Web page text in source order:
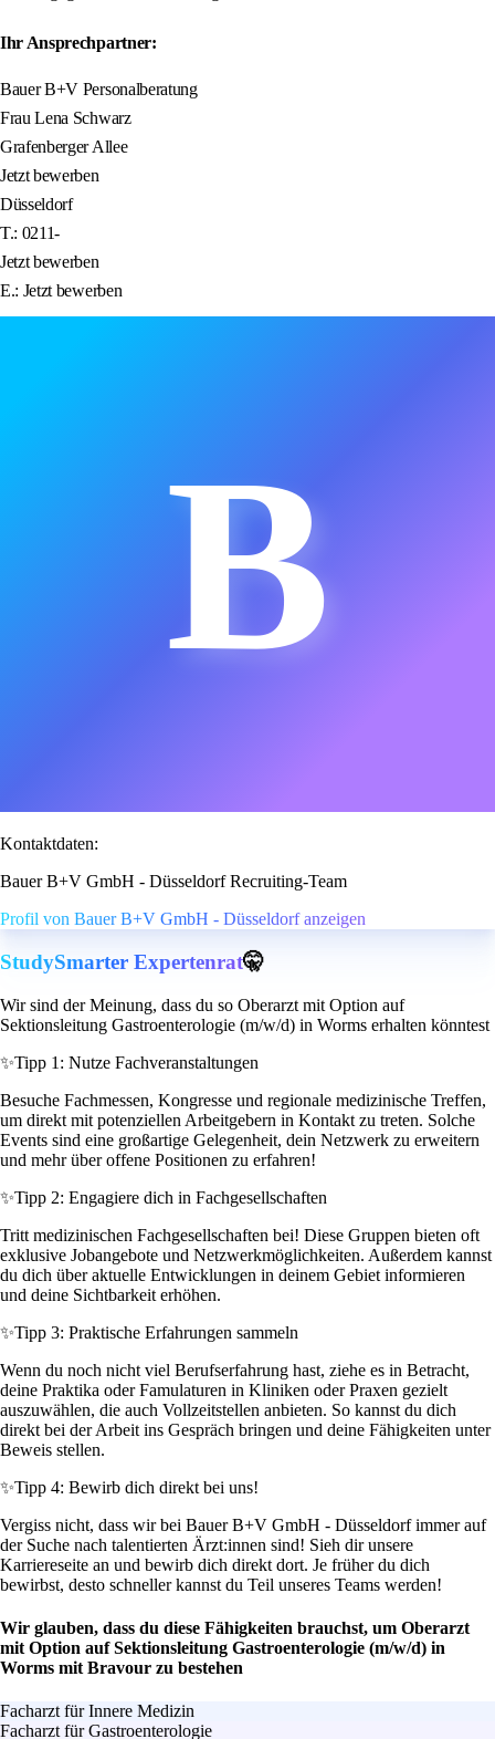
Ihr Ansprechpartner:
Bauer B+V Personalberatung
Frau Lena Schwarz
Grafenberger Allee
Jetzt bewerben
Düsseldorf
T.: 0211-
Jetzt bewerben
E.: Jetzt bewerben
B
Kontaktdaten:
Bauer B+V GmbH - Düsseldorf Recruiting-Team
Profil von Bauer B+V GmbH - Düsseldorf anzeigen
StudySmarter Expertenrat🤫
Wir sind der Meinung, dass du so Oberarzt mit Option auf
Sektionsleitung Gastroenterologie (m/w/d) in Worms erhalten könntest
✨Tipp 1: Nutze Fachveranstaltungen
Besuche Fachmessen, Kongresse und regionale medizinische Treffen,
um direkt mit potenziellen Arbeitgebern in Kontakt zu treten. Solche
Events sind eine großartige Gelegenheit, dein Netzwerk zu erweitern
und mehr über offene Positionen zu erfahren!
✨Tipp 2: Engagiere dich in Fachgesellschaften
Tritt medizinischen Fachgesellschaften bei! Diese Gruppen bieten oft
exklusive Jobangebote und Netzwerkmöglichkeiten. Außerdem kannst
du dich über aktuelle Entwicklungen in deinem Gebiet informieren
und deine Sichtbarkeit erhöhen.
✨Tipp 3: Praktische Erfahrungen sammeln
Wenn du noch nicht viel Berufserfahrung hast, ziehe es in Betracht,
deine Praktika oder Famulaturen in Kliniken oder Praxen gezielt
auszuwählen, die auch Vollzeitstellen anbieten. So kannst du dich
direkt bei der Arbeit ins Gespräch bringen und deine Fähigkeiten unter
Beweis stellen.
✨Tipp 4: Bewirb dich direkt bei uns!
Vergiss nicht, dass wir bei Bauer B+V GmbH - Düsseldorf immer auf
der Suche nach talentierten Ärzt:innen sind! Sieh dir unsere
Karriereseite an und bewirb dich direkt dort. Je früher du dich
bewirbst, desto schneller kannst du Teil unseres Teams werden!
Wir glauben, dass du diese Fähigkeiten brauchst, um Oberarzt
mit Option auf Sektionsleitung Gastroenterologie (m/w/d) in
Worms mit Bravour zu bestehen
Facharzt für Innere Medizin
Facharzt für Gastroenterologie